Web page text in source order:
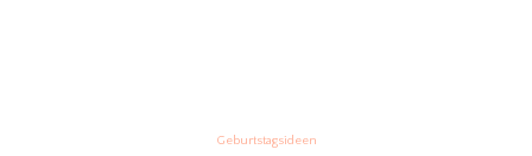
Geburtstagsideen